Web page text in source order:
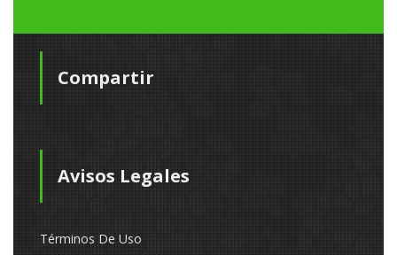
Compartir
Avisos Legales
Términos De Uso